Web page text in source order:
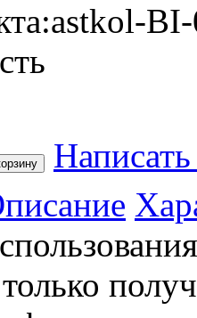
astkol-